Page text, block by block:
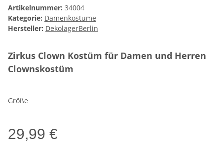
Artikelnummer: 34004
Kategorie: Damenkostüme
Hersteller: DekolagerBerlin
Zirkus Clown Kostüm für Damen und Herren
Clownskostüm
Größe
29,99 €